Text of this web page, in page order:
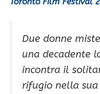
Due donne
una decadente
incontra il
rifugio nella